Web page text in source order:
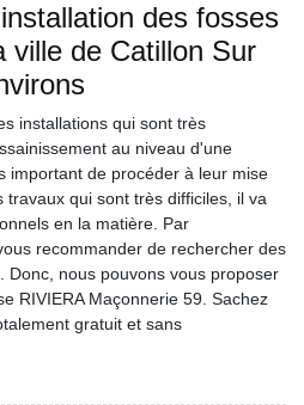
des fosses
ville de Catillon Sur
installations qui sont très
au niveau d'une
important de procéder à leur mise
travaux qui sont très difficiles, il va
en la matière. Par
recommander de rechercher des
Donc, nous pouvons vous proposer
RIVIERA Maçonnerie 59. Sachez
gratuit et sans